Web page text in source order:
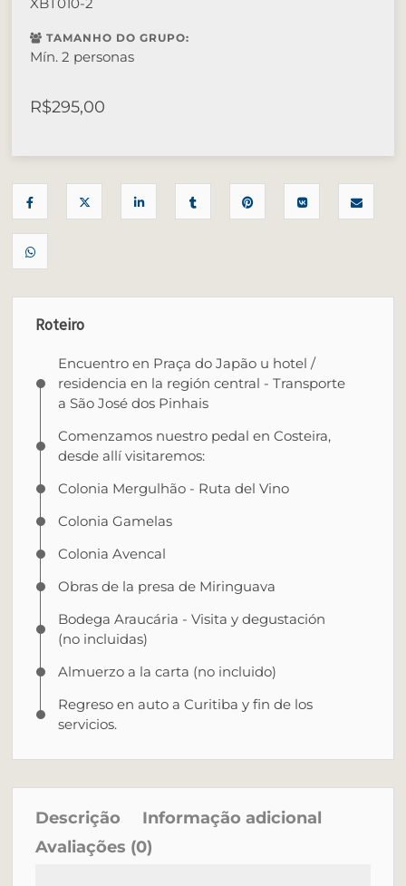
XBT010-2
TAMANHO DO GRUPO:
Mín. 2 personas
R$295,00
Roteiro
Encuentro en Praça do Japão u hotel /
residencia en la región central - Transporte
a São José dos Pinhais
Comenzamos nuestro pedal en Costeira,
desde allí visitaremos:
Colonia Mergulhão - Ruta del Vino
Colonia Gamelas
Colonia Avencal
Obras de la presa de Miringuava
Bodega Araucária - Visita y degustación
(no incluidas)
Almuerzo a la carta (no incluido)
Regreso en auto a Curitiba y fin de los
servicios.
Descrição
Informação adicional
Avaliações (0)